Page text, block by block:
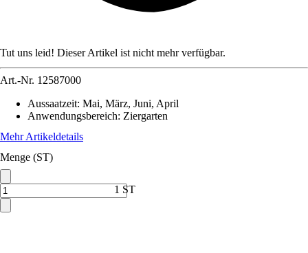
Tut uns leid! Dieser Artikel ist nicht mehr verfügbar.
Art.-Nr. 12587000
Aussaatzeit: Mai, März, Juni, April
Anwendungsbereich: Ziergarten
Mehr Artikeldetails
Menge (ST)
1 ST